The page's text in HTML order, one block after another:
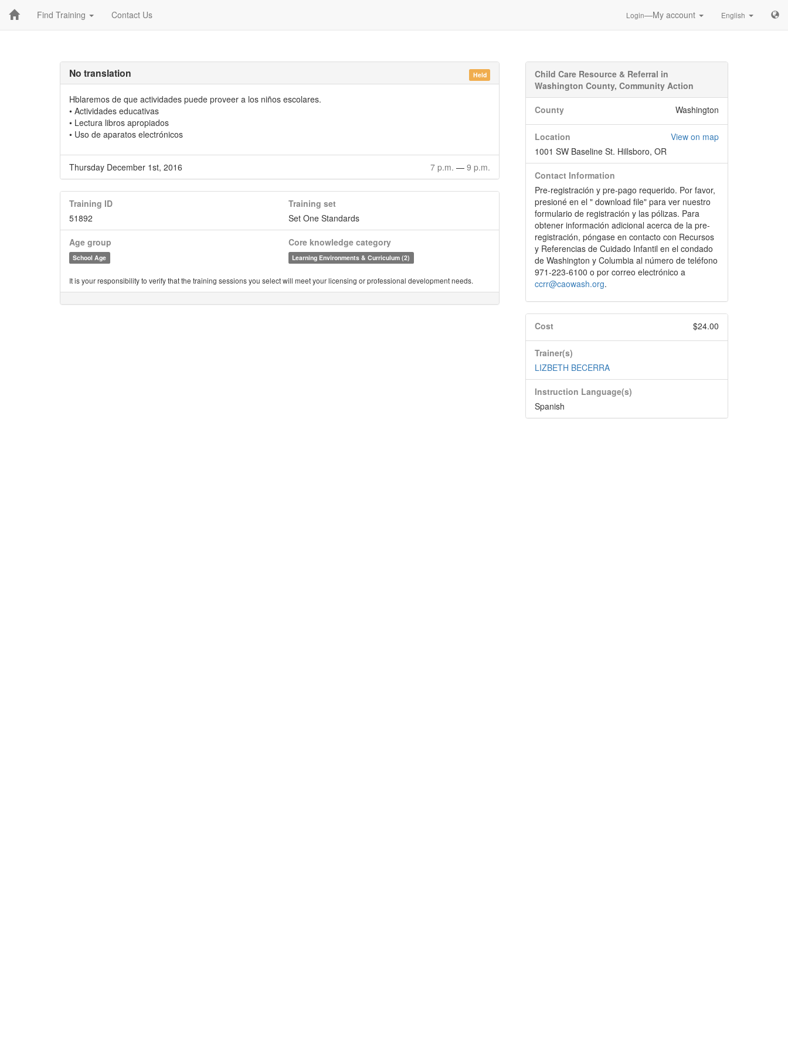
Find Training Contact Us Login—My account English
Held
No translation
Hblaremos de que actividades puede proveer a los niños escolares.
• Actividades educativas
• Lectura libros apropiados
• Uso de aparatos electrónicos
Thursday December 1st, 2016 7 p.m. — 9 p.m.
Training ID
51892
Training set
Set One Standards
Age group
School Age
Core knowledge category
Learning Environments & Curriculum (2)
It is your responsibility to verify that the training sessions you select will meet your licensing or professional development needs.
Child Care Resource & Referral in
Washington County, Community Action
County Washington
Location
View on map
1001 SW Baseline St. Hillsboro, OR
Contact Information
Pre-registración y pre-pago requerido. Por favor,
presioné en el " download file" para ver nuestro
formulario de registración y las pólizas. Para
obtener información adicional acerca de la pre-
registración, póngase en contacto con Recursos
y Referencias de Cuidado Infantil en el condado
de Washington y Columbia al número de teléfono
971-223-6100 o por correo electrónico a
ccrr@caowash.org.
Cost $24.00
Trainer(s)
LIZBETH BECERRA
Instruction Language(s)
Spanish